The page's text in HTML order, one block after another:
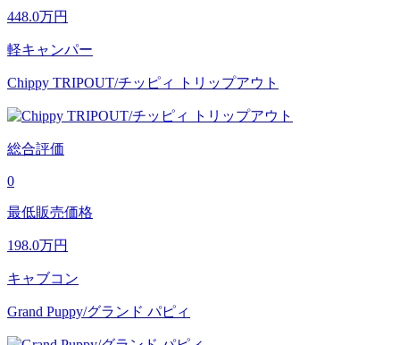
448.0万円
軽キャンパー
Chippy TRIPOUT/チッピィ トリップアウト
総合評価
0
最低販売価格
198.0万円
キャブコン
Grand Puppy/グランド パピィ